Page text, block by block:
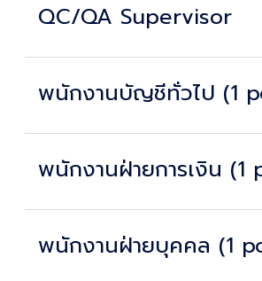
QC/QA Supervisor
พนักงานบัญชีทั่วไป (1
พนักงานฝ่ายการเงิน (1
พนักงานฝ่ายบุคคล (1